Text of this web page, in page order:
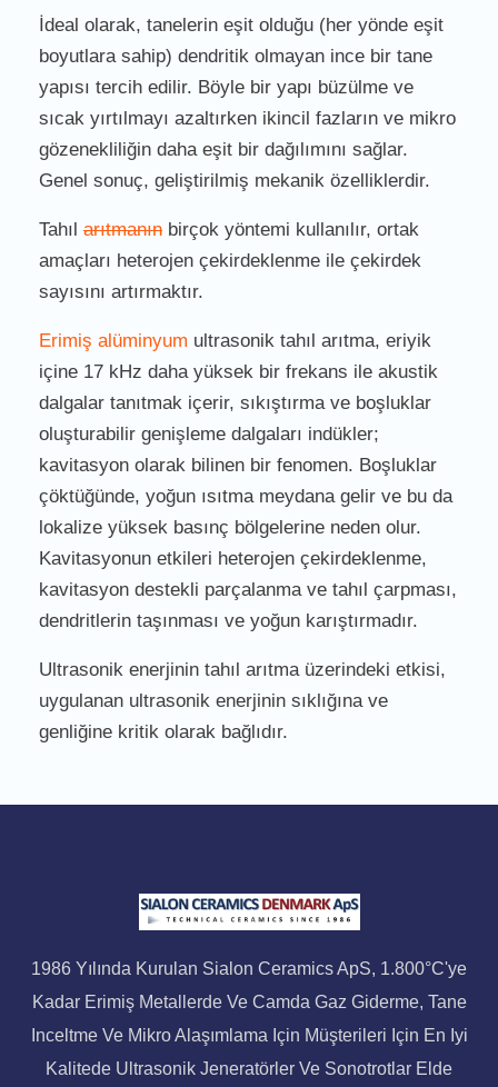
İdeal olarak, tanelerin eşit olduğu (her yönde eşit
boyutlara sahip) dendritik olmayan ince bir tane
yapısı tercih edilir. Böyle bir yapı büzülme ve
sıcak yırtılmayı azaltırken ikincil fazların ve mikro
gözenekliliğin daha eşit bir dağılımını sağlar.
Genel sonuç, geliştirilmiş mekanik özelliklerdir.
Tahıl arıtmanın birçok yöntemi kullanılır, ortak
amaçları heterojen çekirdeklenme ile çekirdek
sayısını artırmaktır.
Erimiş alüminyum ultrasonik tahıl arıtma, eriyik
içine 17 kHz daha yüksek bir frekans ile akustik
dalgalar tanıtmak içerir, sıkıştırma ve boşluklar
oluşturabilir genişleme dalgaları indükler;
kavitasyon olarak bilinen bir fenomen. Boşluklar
çöktüğünde, yoğun ısıtma meydana gelir ve bu da
lokalize yüksek basınç bölgelerine neden olur.
Kavitasyonun etkileri heterojen çekirdeklenme,
kavitasyon destekli parçalanma ve tahıl çarpması,
dendritlerin taşınması ve yoğun karıştırmadır.
Ultrasonik enerjinin tahıl arıtma üzerindeki etkisi,
uygulanan ultrasonik enerjinin sıklığına ve
genliğine kritik olarak bağlıdır.
1986 Yılında Kurulan Sialon Ceramics ApS, 1.800°C'ye
Kadar Erimiş Metallerde Ve Camda Gaz Giderme, Tane
Inceltme Ve Mikro Alaşımlama Için Müşterileri Için En Iyi
Kalitede Ultrasonik Jeneratörler Ve Sonotrotlar Elde